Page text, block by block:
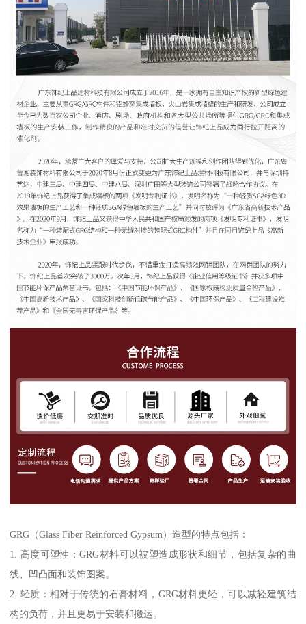
GRG（Glass Fiber Reinforced Gypsum）造型的特点包括：
1. 高度可塑性：GRG材料可以被塑造成形状和细节，包括复杂的曲
线、凹凸面和装饰图案。
2. 轻质：相对于传统的石膏材料，GRG材料更轻，可以减轻建筑结
构的负荷，并且更易于安装和搬运。